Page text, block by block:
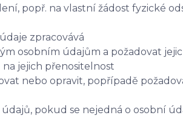
popř. na vlastní žádost fyzické
zpracovává
osobním údajům a požadovat
jejich přenositelnost
nebo opravit, popřípadě
pokud se nejedná o osobní